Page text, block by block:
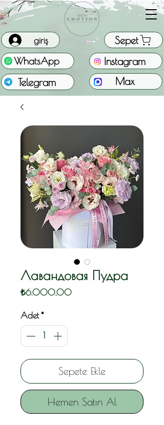
WhatsApp
Sepet
giriş
Telegram Max
Instagram
Лавандовая Пудра
₺6.000,00Fiyat
Adet *
Sepete Ekle
Hemen Satın Al